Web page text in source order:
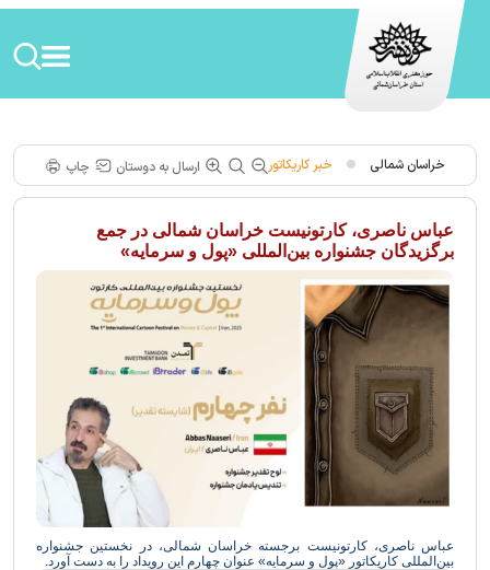
خراسان شمالی خبر كاريكاتور ارسال به دوستان چاپ
عباس ناصری، کارتونیست خراسان شمالی در جمع
برگزیدگان جشنواره بین‌المللی «پول و سرمایه»
عباس ناصری، کارتونیست برجسته خراسان شمالی، در نخستین جشنواره
بین‌المللی کاریکاتور «پول و سرمایه» عنوان چهارم این رویداد را به دست آورد.